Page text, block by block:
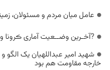
عامل میان مردم و مسئولان،
?آخـرین وضــعیت آماری ڪرونا
شهید امیر عبداللهیان یک الگو
خارجه مقاومت هم بود